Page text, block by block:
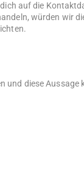
auf die
würden wir
und diese